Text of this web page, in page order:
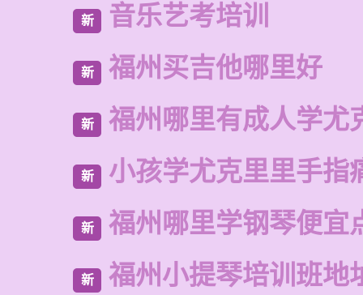
新 音乐艺考培训
新 福州买吉他哪里好
新 福州哪里有成人学尤
新 小孩学尤克里里手指
新 福州哪里学钢琴便宜
新 福州小提琴培训班地